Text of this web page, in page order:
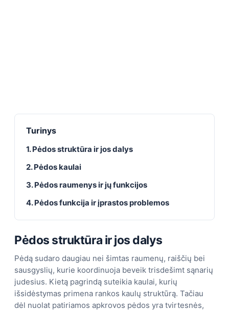
Turinys
1. Pėdos struktūra ir jos dalys
2. Pėdos kaulai
3. Pėdos raumenys ir jų funkcijos
4. Pėdos funkcija ir įprastos problemos
Pėdos struktūra ir jos dalys
Pėdą sudaro daugiau nei šimtas raumenų, raiščių bei
sausgyslių, kurie koordinuoja beveik trisdešimt sąnarių
judesius. Kietą pagrindą suteikia kaulai, kurių
išsidėstymas primena rankos kaulų struktūrą. Tačiau
dėl nuolat patiriamos apkrovos pėdos yra tvirtesnės,